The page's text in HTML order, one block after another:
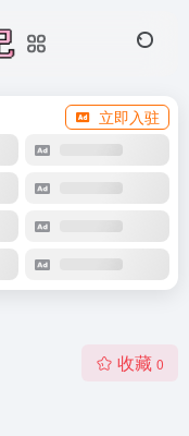
立即入驻
收藏 0